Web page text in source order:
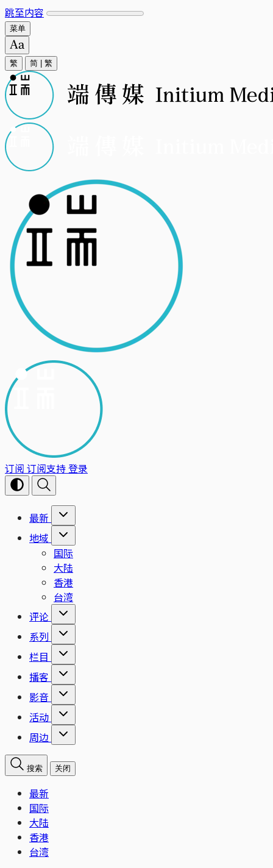
跳至内容
菜单
繁 简 繁
订阅 订阅支持登录
最新
地域
国际
大陆
香港
台湾
评论
系列
栏目
播客
影音
活动
周边
搜索 关闭
最新
国际
大陆
香港
台湾